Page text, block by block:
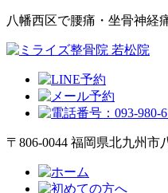
八幡西区で腰痛・坐骨神経
〒806-0044 福岡県北九州市